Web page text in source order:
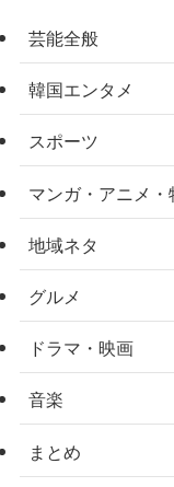
芸能全般
韓国エンタメ
スポーツ
マンガ・アニメ・
地域ネタ
グルメ
ドラマ・映画
音楽
まとめ